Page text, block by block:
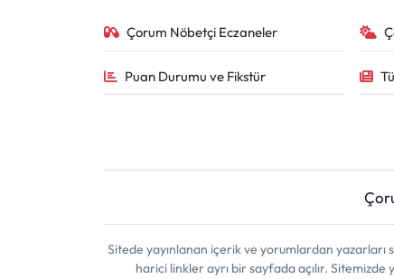
Çorum Nöbetçi Eczaneler
Puan Durumu ve Fikstür
Sitede yayınlanan içerik ve yorumlardan
harici linkler ayrı bir sayfada açılır.
Yerel Haberler